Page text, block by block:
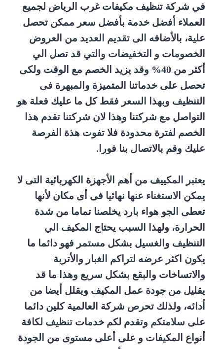
في شركة تنظيف مكيفات غرب الرياض لجميع
العملاء أفضل خدمة بأفضل سعر ممكن تحصل
علية، بالأضافه الى تقديم العديد من العروض
الخصومات و التخفيضات والتي قد تصل الي
أكثر من 40% وقد يزيد الخصم مع الوقت ولكى
تحصل على خدماتنا المتميزة والمبهرة فى
التنظيف وبهذا السعر فقط كل ما عليك فعلة هو
التواصل مع شركتنا وهذا لان شركتنا تقدم هذا
الخصم لفترة محدودة فلا تفوت هذة الفرصة
عليك وقم بالاتصال بنا فورا.
يعتبر المكييف من أهم الأجهزة الكهربائية التى لا
يمكن الاستغناء عنها نهائيا فى أى مكان لأنها
تعطى الجو هواء بارد يخلصنا تماما من شدة
الحرارة، ولهذا السبب يحتاج المكيف الي
التنظيف والغسيل بشكل مستمر فهو دائما ما
يكون اكثر عرضه لتراكم الغبار والأتربة
والاتساخات والبقع بشكل سريع وهذا ما قد
يقليل من جودة عمل المكيف ويقلل أيضا من
أدائه، ولذلك تحرص شركة العالمية كلين دائما
على سلامتكم وتقدم لكم خدمات تنظيف لكافة
أنواع المكيفات و على أعلى مستوى من الجودة